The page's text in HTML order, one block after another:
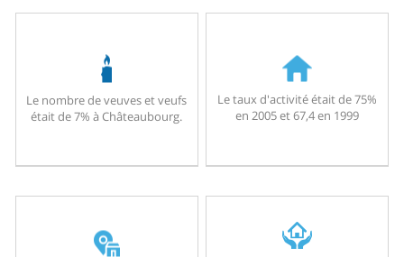
Le nombre de veuves et veufs
était de 7% à Châteaubourg.
Le taux d'activité était de 75%
en 2005 et 67,4 en 1999